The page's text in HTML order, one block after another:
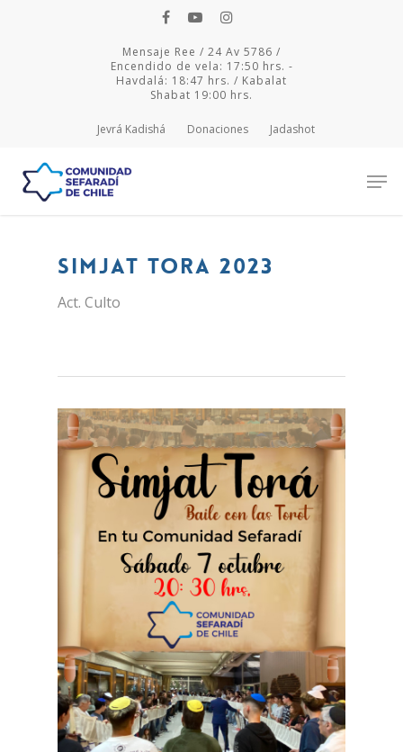
Mensaje Ree / 24 Av 5786 /
Encendido de vela: 17:50 hrs. -
Havdalá: 18:47 hrs. / Kabalat
Shabat 19:00 hrs.
Jevrá Kadishá Donaciones Jadashot
Hit enter to search or ESC to close
Simjat Tora 2023
Act. Culto